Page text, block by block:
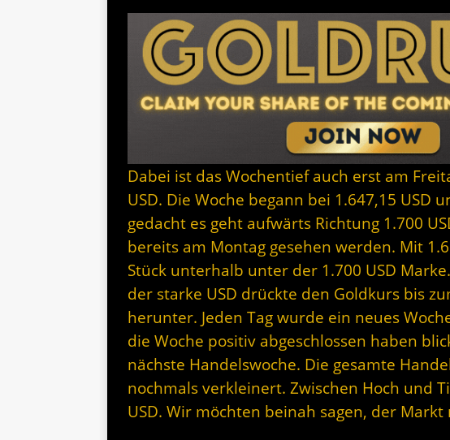
Dabei ist das Wochentief auch erst am
USD. Die Woche begann bei 1.647,15 USD
gedacht es geht aufwärts Richtung 1.700
bereits am Montag gesehen werden. Mit
Stück unterhalb unter der 1.700 USD
der starke USD drückte den Goldkurs bis
herunter. Jeden Tag wurde ein neues
die Woche positiv abgeschlossen haben
nächste Handelswoche. Die gesamte
nochmals verkleinert. Zwischen Hoch und
USD. Wir möchten beinah sagen, der